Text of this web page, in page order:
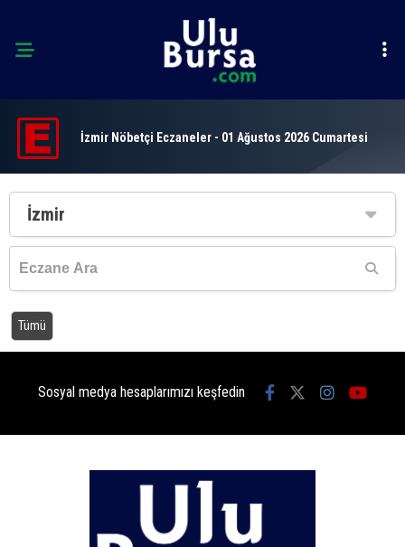
İzmir Nöbetçi Eczaneler - 01 Ağustos 2026 Cumartesi
İzmir
Tümü
Sosyal medya hesaplarımızı keşfedin